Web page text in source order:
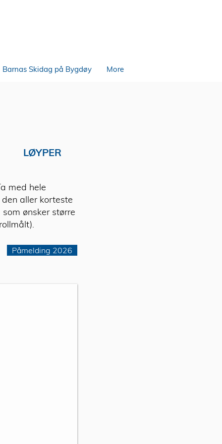
Barnas Skidag på Bygdøy More
LØYPER
med hele
aller korteste
ønsker større
Påmelding 2026